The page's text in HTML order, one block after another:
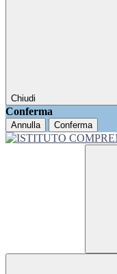
Chiudi
Conferma
Annulla Conferma